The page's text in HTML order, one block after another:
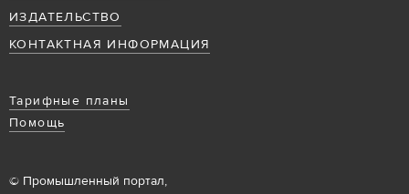
ИЗДАТЕЛЬСТВО
КОНТАКТНАЯ ИНФОРМАЦИЯ
Тарифные планы
Помощь
© Промышленный портал,